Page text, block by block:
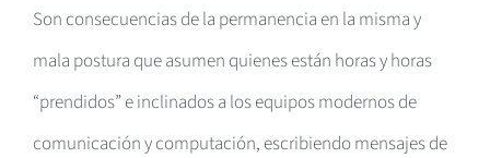
Son consecuencias de la permanencia en la misma y
mala postura que asumen quienes están horas y horas
“prendidos” e inclinados a los equipos modernos de
comunicación y computación, escribiendo mensajes de